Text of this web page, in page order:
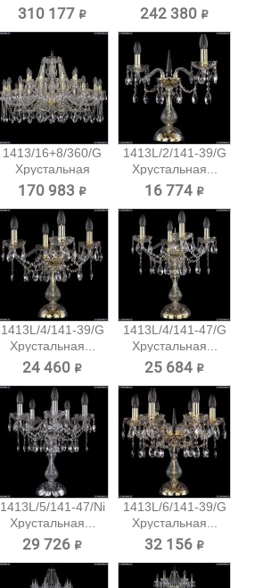
310 177 ₽ 242 380 ₽
1413/16+8/360/G
Хрустальная
подвесная...
170 983 ₽
1413L/2/141-39/G
Хрустальная...
16 774 ₽
1413L/4/141-39/G
Хрустальная...
24 460 ₽
1413L/4/141-47/G
Хрустальная...
25 684 ₽
1413L/5/141-47/Ni
Хрустальная...
29 726 ₽
1413L/6/141-39/G
Хрустальная...
32 156 ₽